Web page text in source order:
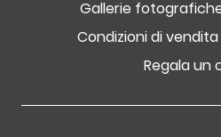
Gallerie
Condizioni di vendita
Regala un